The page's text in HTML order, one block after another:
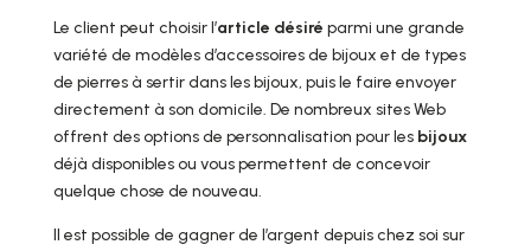
Le client peut choisir l’article désiré parmi une grande
variété de modèles d’accessoires de bijoux et de types
de pierres à sertir dans les bijoux, puis le faire envoyer
directement à son domicile. De nombreux sites Web
offrent des options de personnalisation pour lesbijoux
déjà disponibles ou vous permettent de concevoir
quelque chose de nouveau.
Il est possible de gagner de l’argent depuis chez soi sur